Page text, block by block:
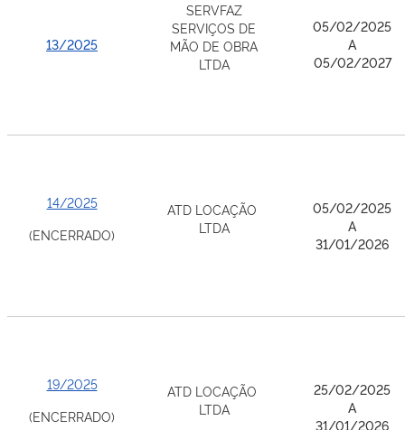
13/2025
SERVFAZ
SERVIÇOS DE
MÃO DE OBRA
LTDA
05/02/2025
A
05/02/2027
14/2025
(ENCERRADO)
ATD LOCAÇÃO
LTDA
05/02/2025
A
31/01/2026
19/2025
(ENCERRADO)
ATD LOCAÇÃO
LTDA
25/02/2025
A
31/01/2026